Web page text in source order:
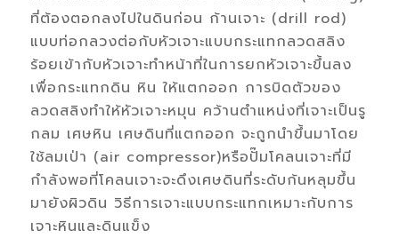
ที่ต้องตอกลงไปในดินก่อน ก้านเจาะ (drill rod)
แบบท่อกลวงต่อกับหัวเจาะแบบกระแทกลวดสลิง
ร้อยเข้ากับหัวเจาะทำหน้าที่ในการยกหัวเจาะขึ้นลง
เพื่อกระแทกดิน หิน ให้แตกออก การบิดตัวของ
ลวดสลิงทำให้หัวเจาะหมุน คว้านตำแหน่งที่เจาะเป็นรู
กลม เศษหิน เศษดินที่แตกออก จะถูกนำขึ้นมาโดย
ใช้ลมเป่า (air compressor)หรือปั๊มโคลนเจาะที่มี
กำลังพอที่โคลนเจาะจะดึงเศษดินที่ระดับก้นหลุมขึ้น
มายังผิวดิน วิธีการเจาะแบบกระแทกเหมาะกับการ
เจาะหินและดินแข็ง